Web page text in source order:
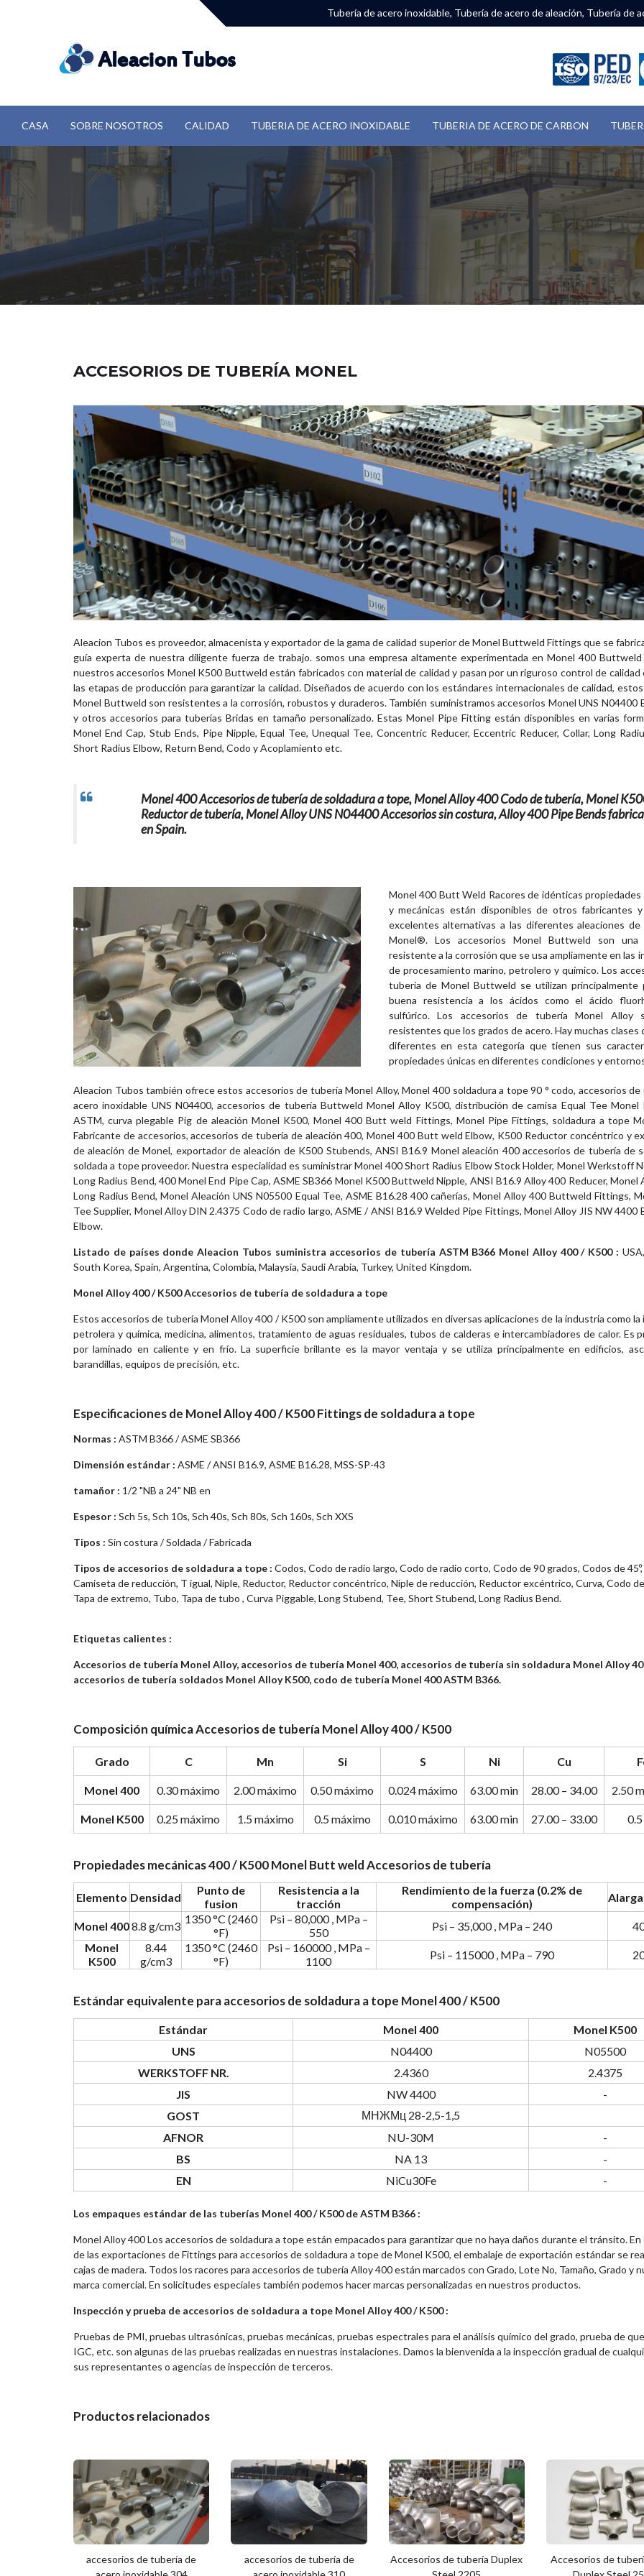
Tubería de acero inoxidable, Tubería de acero de aleación, Tubería de
CASA SOBRE NOSOTROS CALIDAD TUBERIA DE ACERO INOXIDABLE TUBERIA DE ACERO DE CARBON
ACCESORIOS DE TUBERÍA MONEL
Aleacion Tubos es proveedor, almacenista y exportador de la gama de calidad superior de Monel Buttweld Fittings que se
guía experta de nuestra diligente fuerza de trabajo. somos una empresa altamente experimentada en Monel 400
nuestros accesorios Monel K500 Buttweld están fabricados con material de calidad y pasan por un riguroso control de calidad
las etapas de producción para garantizar la calidad. Diseñados de acuerdo con los estándares internacionales de calidad,
Monel Buttweld son resistentes a la corrosión, robustos y duraderos. También suministramos accesorios Monel UNS N04400
y otros accesorios para tuberías Bridas en tamaño personalizado. Estas Monel Pipe Fitting están disponibles en varias
Monel End Cap, Stub Ends, Pipe Nipple, Equal Tee, Unequal Tee, Concentric Reducer, Eccentric Reducer, Collar, Long
Short Radius Elbow, Return Bend, Codo y Acoplamiento etc.
Monel 400 Accesorios de tubería de soldadura a tope, Monel Alloy 400 Codo de tubería, Monel
Reductor de tubería, Monel Alloy UNS N04400 Accesorios sin costura, Alloy 400 Pipe Bends
en Spain.
Monel 400 Butt Weld Racores de idénticas propiedades
y mecánicas están disponibles de otros fabricantes
excelentes alternativas a las diferentes aleaciones de
Monel®. Los accesorios Monel Buttweld son una
resistente a la corrosión que se usa ampliamente en las
de procesamiento marino, petrolero y químico. Los
tubería de Monel Buttweld se utilizan principalmente
buena resistencia a los ácidos como el ácido
sulfúrico. Los accesorios de tubería Monel Alloy
resistentes que los grados de acero. Hay muchas clases
diferentes en esta categoría que tienen sus
propiedades únicas en diferentes condiciones y
Aleacion Tubos también ofrece estos accesorios de tubería Monel Alloy, Monel 400 soldadura a tope 90 ° codo, accesorios de
acero inoxidable UNS N04400, accesorios de tubería Buttweld Monel Alloy K500, distribución de camisa Equal Tee Monel
ASTM, curva plegable Pig de aleación Monel K500, Monel 400 Butt weld Fittings, Monel Pipe Fittings, soldadura a tope
Fabricante de accesorios, accesorios de tubería de aleación 400, Monel 400 Butt weld Elbow, K500 Reductor concéntrico y
de aleación de Monel, exportador de aleación de K500 Stubends, ANSI B16.9 Monel aleación 400 accesorios de tubería de
soldada a tope proveedor. Nuestra especialidad es suministrar Monel 400 Short Radius Elbow Stock Holder, Monel Werkstoff
Long Radius Bend, 400 Monel End Pipe Cap, ASME SB366 Monel K500 Buttweld Nipple, ANSI B16.9 Alloy 400 Reducer, Monel
Long Radius Bend, Monel Aleación UNS N05500 Equal Tee, ASME B16.28 400 cañerías, Monel Alloy 400 Buttweld Fittings,
Tee Supplier, Monel Alloy DIN 2.4375 Codo de radio largo, ASME / ANSI B16.9 Welded Pipe Fittings, Monel Alloy JIS NW 4400
Elbow.
Listado de países donde Aleacion Tubos suministra accesorios de tubería ASTM B366 Monel Alloy 400 / K500 :
South Korea, Spain, Argentina, Colombia, Malaysia, Saudi Arabia, Turkey, United Kingdom.
Monel Alloy 400 / K500 Accesorios de tubería de soldadura a tope
Estos accesorios de tubería Monel Alloy 400 / K500 son ampliamente utilizados en diversas aplicaciones de la industria como la
petrolera y química, medicina, alimentos, tratamiento de aguas residuales, tubos de calderas e intercambiadores de calor. Es
por laminado en caliente y en frío. La superficie brillante es la mayor ventaja y se utiliza principalmente en edificios,
barandillas, equipos de precisión, etc.
Especificaciones de Monel Alloy 400 / K500 Fittings de soldadura a tope
Normas : ASTM B366 / ASME SB366
Dimensión estándar : ASME / ANSI B16.9, ASME B16.28, MSS-SP-43
tamañor : 1/2 "NB a 24" NB en
Espesor : Sch 5s, Sch 10s, Sch 40s, Sch 80s, Sch 160s, Sch XXS
Tipos : Sin costura / Soldada / Fabricada
Tipos de accesorios de soldadura a tope : Codos, Codo de radio largo, Codo de radio corto, Codo de 90 grados, Codos de 45º,
Camiseta de reducción, T igual, Niple, Reductor, Reductor concéntrico, Niple de reducción, Reductor excéntrico, Curva, Codo de
Tapa de extremo, Tubo, Tapa de tubo , Curva Piggable, Long Stubend, Tee, Short Stubend, Long Radius Bend.
Etiquetas calientes :
Accesorios de tubería Monel Alloy, accesorios de tubería Monel 400, accesorios de tubería sin soldadura Monel Alloy
accesorios de tubería soldados Monel Alloy K500, codo de tubería Monel 400 ASTM B366.
Composición química Accesorios de tubería Monel Alloy 400 / K500
Grado C Mn Si S Ni Cu
Monel 400 0.30 máximo 2.00 máximo 0.50 máximo 0.024 máximo 63.00 min 28.00 – 34.00 2.50
Monel K500 0.25 máximo 1.5 máximo 0.5 máximo 0.010 máximo 63.00 min 27.00 – 33.00 0.5
Propiedades mecánicas 400 / K500 Monel Butt weld Accesorios de tubería
Elemento Densidad
Punto de
fusion
Resistencia a la
tracción
Rendimiento de la fuerza (0.2% de
compensación)
Monel 4008.8 g/cm3
1350 °C (2460
°F)
Psi – 80,000 , MPa –
550
Psi – 35,000 , MPa – 240
Monel
K500
8.44
g/cm3
1350 °C (2460
°F)
Psi – 160000 , MPa –
1100
Psi – 115000 , MPa – 790
Estándar equivalente para accesorios de soldadura a tope Monel 400 / K500
Estándar Monel 400
Monel K500
UNS
N04400
N05500
WERKSTOFF NR.
2.4360
2.4375
JIS
NW 4400
-
GOST
МНЖМц 28-2,5-1,5
AFNOR
NU-30M
-
BS
NA 13
-
EN
NiCu30Fe -
Los empaques estándar de las tuberías Monel 400 / K500 de ASTM B366 :
Monel Alloy 400 Los accesorios de soldadura a tope están empacados para garantizar que no haya daños durante el tránsito. En
de las exportaciones de Fittings para accesorios de soldadura a tope de Monel K500, el embalaje de exportación estándar se
cajas de madera. Todos los racores para accesorios de tubería Alloy 400 están marcados con Grado, Lote No, Tamaño, Grado y
marca comercial. En solicitudes especiales también podemos hacer marcas personalizadas en nuestros productos.
Inspección y prueba de accesorios de soldadura a tope Monel Alloy 400 / K500 :
Pruebas de PMI, pruebas ultrasónicas, pruebas mecánicas, pruebas espectrales para el análisis químico del grado, prueba de
IGC, etc. son algunas de las pruebas realizadas en nuestras instalaciones. Damos la bienvenida a la inspección gradual de
sus representantes o agencias de inspección de terceros.
Productos relacionados
accesorios de tubería de
accesorios de tubería de
Accesorios de tubería Duplex
Accesorios de